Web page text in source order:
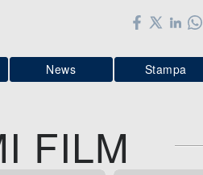
News Stampa
FILM